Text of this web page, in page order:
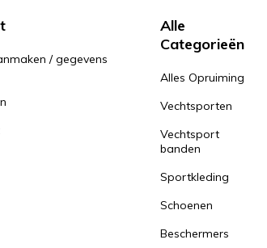
/ gegevens
Alle
Categorieën
Alles Opruiming
Vechtsporten
Vechtsport
banden
Sportkleding
Schoenen
Beschermers